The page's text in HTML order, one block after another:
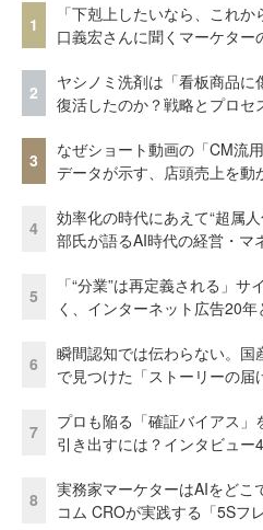
1
「下剋上したいなら、これ
口義宏さんに聞くマーケター
2
ヤシノミ洗剤は「看板商品
復活したのか？戦略とプロセ
3
なぜショート動画の「CM流
データが示す、店頭売上を動
4
効率化の時代にあえて“超属
部氏が語るAI時代の経営・マ
5
「“分業”は再定義される」
く、インターネット広告20年
6
瞬間認知では伝わらない。
で見つけた「ストーリーの届
7
プロも陥る「確証バイアス
引き出すには？インタビュ
8
実務家マーケターはAIをどこ
コム CROが実践する「5Sフ